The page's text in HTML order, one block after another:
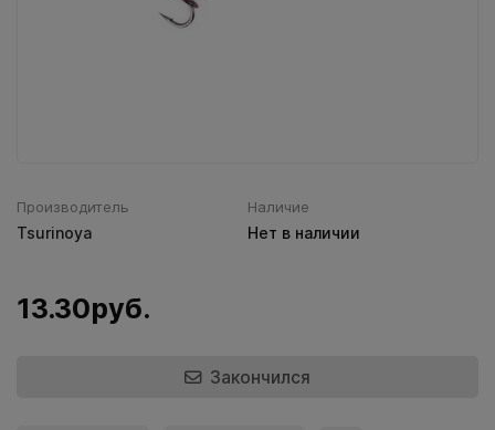
Производитель
Tsurinoya
Наличие
Нет в наличии
13.30руб.
Закончился